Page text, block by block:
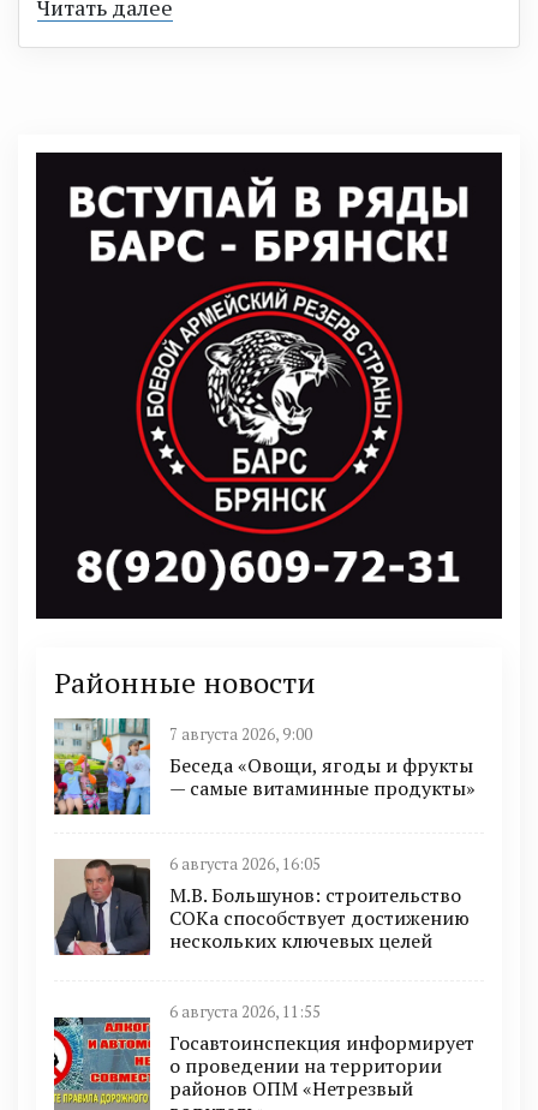
Читать далее
Районные новости
7 августа 2026, 9:00
Беседа «Овощи, ягоды и фрукты
— самые витаминные продукты»
6 августа 2026, 16:05
М.В. Большунов: строительство
СОКа способствует достижению
нескольких ключевых целей
6 августа 2026, 11:55
Госавтоинспекция информирует
о проведении на территории
районов ОПМ «Нетрезвый